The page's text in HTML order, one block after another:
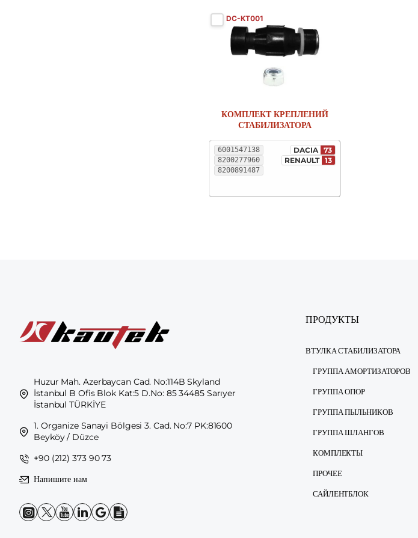
DC-KT001
6001547138
8200277960
8200891487
DACIA 73
RENAULT 13
КОМПЛЕКТ КРЕПЛЕНИЙ
СТАБИЛИЗАТОРА
Huzur Mah. Azerbaycan Cad. No:114B Skyland
İstanbul B Ofis Blok Kat:5 D.No: 85 34485 Sarıyer
İstanbul TÜRKİYE
1. Organize Sanayi Bölgesi 3. Cad. No:7 PK:81600
Beyköy / Düzce
+90 (212) 373 90 73
Напишите нам
ПРОДУКТЫ
ВТУЛКА СТАБИЛИЗАТОРА
ГРУППА АМОРТИЗАТОРОВ
ГРУППА ОПОР
ГРУППА ПЫЛЬНИКОВ
ГРУППА ШЛАНГОВ
КОМПЛЕКТЫ
ПРОЧЕЕ
САЙЛЕНТБЛОК